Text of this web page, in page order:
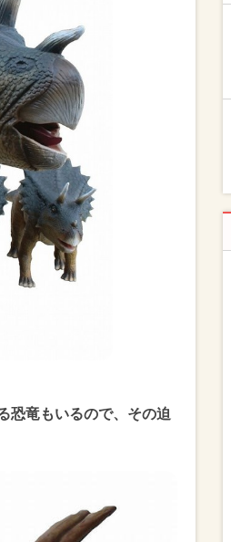
恐竜もいるので、その迫